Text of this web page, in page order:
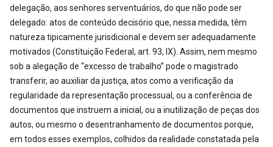
delegação, aos senhores serventuários, do que não pode ser
delegado: atos de conteúdo decisório que, nessa medida, têm
natureza tipicamente jurisdicional e devem ser adequadamente
motivados (Constituição Federal, art. 93, IX). Assim, nem mesmo
sob a alegação de “excesso de trabalho” pode o magistrado
transferir, ao auxiliar da justiça, atos como a verificação da
regularidade da representação processual, ou a conferência de
documentos que instruem a inicial, ou a inutilização de peças dos
autos, ou mesmo o desentranhamento de documentos porque,
em todos esses exemplos, colhidos da realidade constatada pela